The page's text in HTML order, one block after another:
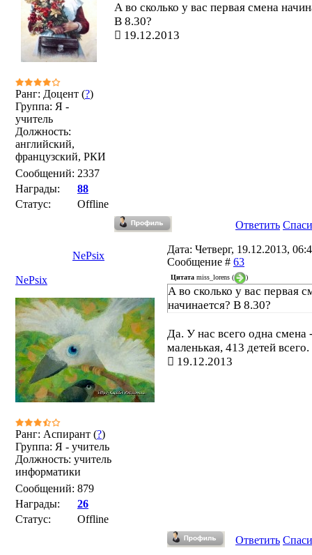
Ранг: Доцент (?)
Группа: Я -
учитель
Должность:
английский,
французский, РКИ
Сообщений: 2337
Награды:
88
Статус:
Offline
А во сколько у вас первая смена
В 8.30?
19.12.2013
Ответить
NePsix
Дата: Четверг, 19.12.2013,
Сообщение # 63
NePsix
Ранг: Аспирант (?)
Группа: Я - учитель
Должность: учитель
информатики
Сообщений: 879
Награды:
26
Статус:
Offline
Цитата miss_lorens ( )
А во сколько у вас первая
начинается? В 8.30?
Да. У нас всего одна смена
маленькая, 413 детей всего.
19.12.2013
Ответить